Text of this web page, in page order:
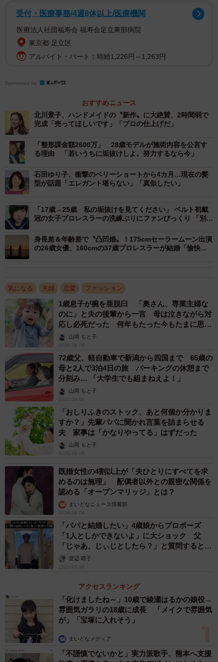
・白が似合うイメージがあります。（40代・女性）
・実際に結婚式で披露したウェディングドレス姿がとても
きれいだったから。（40代・女性）
・清楚さとキリッとした感じが混ざった人で、白い色が似
合いそうなので。（40代・男性）
2位：綾瀬はるか（87票）
・純粋で透明感がある女性だから。（20代・男性）
・清楚で品がありながらも自然体の魅力があって、どんな
スタイルのウェディングドレスでも柔らかく着こなせそう
だからです。（30代・女性）
・スタイルも良いし可愛いしやさしそうだし、すごく想像
しただけでもドキドキしてしまうから。（40代・男性）
・ドラマで着ていて、とても素敵だったので。（40代・女
性）
・清楚なイメージでスタイルがいいから。（50代・男性）
3位：今田美桜（57票）
・自分が好きな女性芸能人で、スタイルも良くて可愛くて
ウエディングドレスを着ても美しいと思うから。（20代・
女性）
・今が旬で、一番ドレスが似合いそうだから。（20代・女
性）
・今勢いを感じるし、純粋に似合いそうなので。（30代・
男性） ・若くて顔が可愛すぎるから。（30代・女性）
・清楚で可愛らしく色々なスタイルの衣装を着こなせそう
だから。（40代・女性）
・年齢や容姿的によく似合うと思うから。（50代・男性）
4位：浜辺美波（53票）
・純白のドレスが似合いそうだと感じたから。（20代・女
性）
・可愛さと華やかさが同居しているから。（30代・男性）
・顔も可愛くスタイルもよく、何より白が似合うと思うか
ら。（40代・女性）
・お人形のようにくりくりの目で可愛いから。（40代・女
5位：新垣結衣（42票）
・ドラマでウェディングドレスを着ていて綺麗で似合って
いたので。（20代・女性）
・清楚で優雅な雰囲気が、ウェディングドレスの美しさを
引き立てるから。（30代・男性）
受付・医療事務/4週8休以上/医療機関
医療法人社団福寿会 福寿会足立東部病院
東京都 足立区
アルバイト・パート：時給1,226円～1,263円
Sponsored by
おすすめニュース
北川景子、ハンドメイドの〝新作〟に大絶賛、2時間弱で
完成「売ってほしいです」「プロの仕上げだ」
「整形課金額2600万」 28歳モデルが施術内容を公言す
る理由 「若いうちに垢抜けしよ。努力するなら今」
石田ゆり子、衝撃のベリーショートから4カ月…現在の髪
型が話題「エレガント堪らない」「真似したい」
「17歳→25歳 私の垢抜けを見てください」 ベルト初戴
冠の女子プロレスラーの洗練ぶりにファンびっくり 「別人
身長差＆年齢差で〝凸凹婚〟！175cmセーラームーン出演
の26歳女優、160cmの37歳プロレスラーが結婚「愉快な
気になる 夫婦 恋愛 ファッション
1歳息子が腕を亜脱臼 「奥さん、専業主婦な
のに」と夫の後輩から一言 母は泣きながら対
応し必死だった 何年もたった今もたまに思い
出し…山岡 もと子
2026.08.06
72歳父、軽自動車で新潟から四国まで 65歳の
母と2人で3泊4日の旅 パーキングの休憩まで
分刻み… 「大学生でも組まねえよ！」
山岡 もと子
2026.08.06
「おしりふきのストック、あと何個か分かりま
すか？」先輩パパに聞かれ言葉を詰まらせる
夫 家事は「かなりやってる」はずだった
山岡 もと子
2026.08.05
既婚女性の4割以上が「夫ひとりにすべてを求
めるのは無理」 配偶者以外との親密な関係を
認める「オープンマリッジ」とは？
まいどなニュース情報部
2026.08.04
「パパと結婚したい」4歳娘からプロポーズ
「1人としかできないよ」に大ショック 父
「じゃあ、じぃじとしたら？」と質問すると…
渡辺 晴子
2026.08.04
アクセスランキング
「化けましたね～」10歳で綾瀬はるかの娘役→
雰囲気ガラリの18歳に成長 「メイクで雰囲気
が」「宝塚に入れそう」
まいどなメディア
「不謹慎でないかと」実力派歌手、熊本へ支援